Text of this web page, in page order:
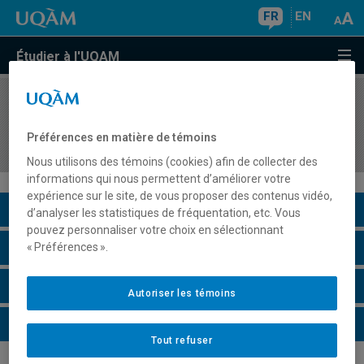
FR EN
Étudier à l'UQAM
COURS//
humaines
Description du cours
Horaire - Été 2026
Horaire - Automne 2026
Horaire - Hiver 2027
Préférences en matière de témoins
Nous utilisons des témoins (cookies) afin de collecter des
informations qui nous permettent d’améliorer votre
expérience sur le site, de vous proposer des contenus vidéo,
d’analyser les statistiques de fréquentation, etc. Vous
pouvez personnaliser votre choix en sélectionnant
« Préférences ».
Tout refuser
Autoriser les témoins